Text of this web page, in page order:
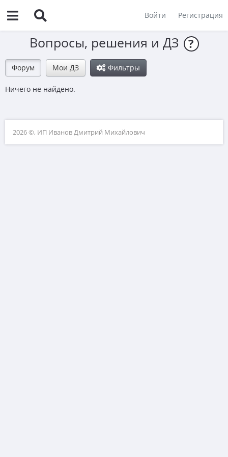
Войти Регистрация
Вопросы, решения и ДЗ ?
Форум Мои ДЗ Фильтры
Ничего не найдено.
2026 ©, ИП Иванов Дмитрий Михайлович